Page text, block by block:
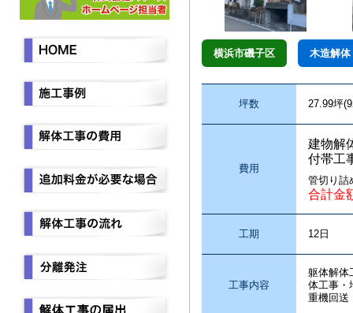
横浜市磯子区 木造解体
坪数 27.99坪
費用
建物解
付帯工
管切り詰
合計金
工期 12日
工事内容
躯体解
体工事・
重機回送